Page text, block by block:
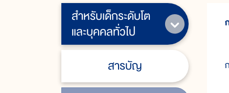
สำหรับเด็กระดับโต
และบุคคลทั่วไป
สารบัญ